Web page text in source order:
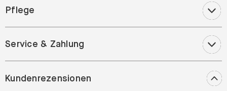
Pflege
Service & Zahlung
Kundenrezensionen